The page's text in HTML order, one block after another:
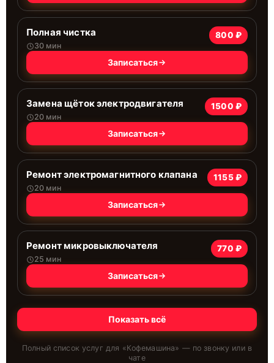
Полная чистка
30 мин
800 ₽
Записаться
Замена щёток электродвигателя
20 мин
1500 ₽
Записаться
Ремонт электромагнитного клапана
20 мин
1155 ₽
Записаться
Ремонт микровыключателя
25 мин
770 ₽
Записаться
Показать всё
Полный список услуг для «Кофемашина» — по звонку или в
чате